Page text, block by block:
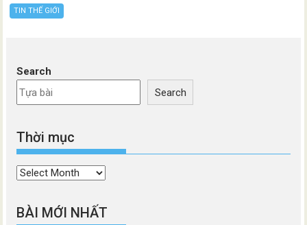
TIN THẾ GIỚI
Search
Search
Thời mục
Thời
BÀI MỚI NHẤT